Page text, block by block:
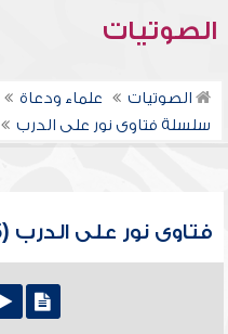
الصوتيات
الصوتيات علماء ودعاة
سلسلة فتاوى نور على الدرب
فتاوى نور على الدرب (415)